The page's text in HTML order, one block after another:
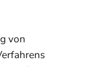
von